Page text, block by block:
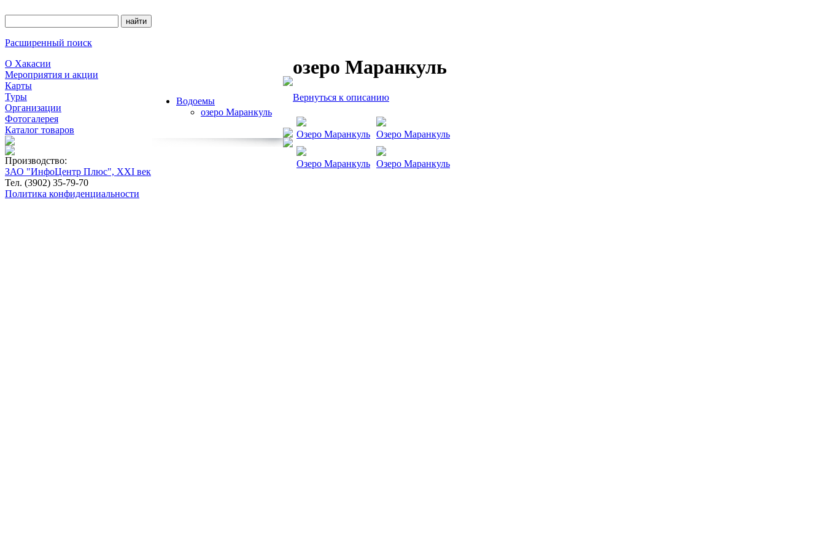
Расширенный поиск
О Хакасии
Мероприятия и акции
Карты
Туры
Организации
Фотогалерея
Каталог товаров
Производство:
ЗАО "ИнфоЦентр Плюс", XXI век
Тел. (3902) 35-79-70
Политика конфиденциальности
Водоемы
озеро Маранкуль
озеро Маранкуль
Вернуться к описанию
Озеро Маранкуль Озеро Маранкуль
Озеро Маранкуль Озеро Маранкуль